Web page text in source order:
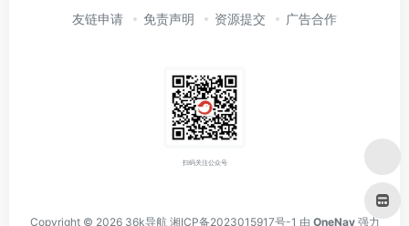
友链申请 免责声明 资源提交 广告合作
扫码关注公众号
Copyright © 2026 36k导航 湘ICP备2023015917号-1 由 OneNav 强力